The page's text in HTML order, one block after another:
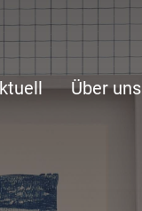
Über uns